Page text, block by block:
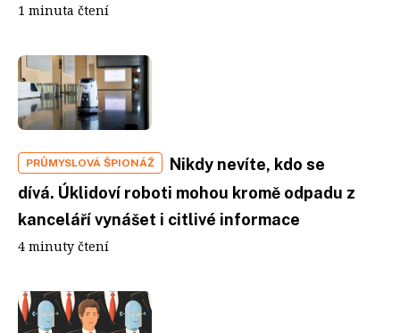
1 minuta čtení
PRŮMYSLOVÁ ŠPIONÁŽ
Nikdy nevíte, kdo se
dívá. Úklidoví roboti mohou kromě odpadu z
kanceláří vynášet i citlivé informace
4 minuty čtení